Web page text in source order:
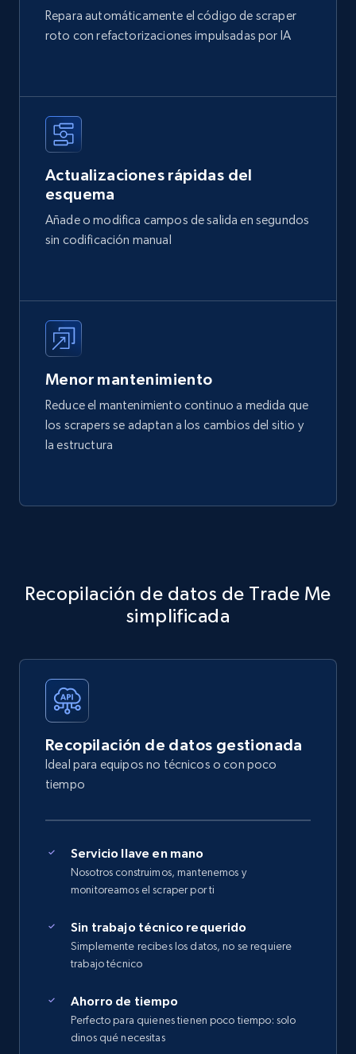
Repara automáticamente el código de scraper
roto con refactorizaciones impulsadas por IA
Actualizaciones rápidas del
esquema
Añade o modifica campos de salida en segundos
sin codificación manual
Menor mantenimiento
Reduce el mantenimiento continuo a medida que
los scrapers se adaptan a los cambios del sitio y
la estructura
Recopilación de datos de Trade Me
simplificada
Recopilación de datos gestionada
Ideal para equipos no técnicos o con poco
tiempo
Servicio llave en mano
Nosotros construimos, mantenemos y
monitoreamos el scraper por ti
Sin trabajo técnico requerido
Simplemente recibes los datos, no se requiere
trabajo técnico
Ahorro de tiempo
Perfecto para quienes tienen poco tiempo: solo
dinos qué necesitas